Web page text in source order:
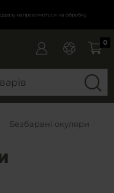
направляються на обробку
0
Безбарвні окуляри